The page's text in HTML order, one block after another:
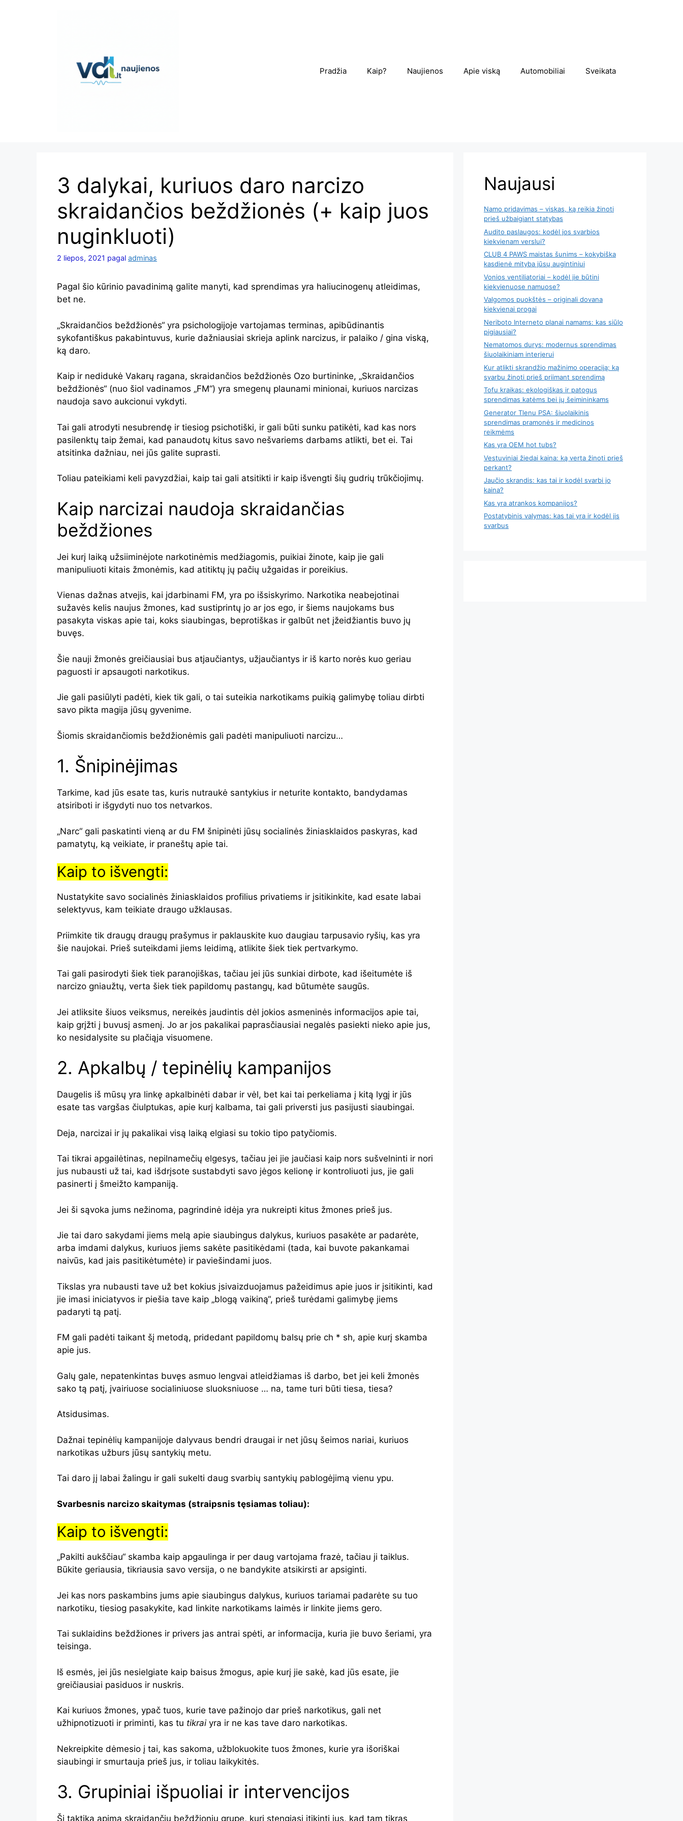
Pradžia Kaip? Naujienos Apie viską Automobiliai Sveikata
3 dalykai, kuriuos daro narcizo
skraidančios beždžionės (+ kaip juos
nuginkluoti)
2 liepos, 2021 pagal adminas
Pagal šio kūrinio pavadinimą galite manyti, kad sprendimas yra haliucinogenų atleidimas,
bet ne.
„Skraidančios beždžionės“ yra psichologijoje vartojamas terminas, apibūdinantis
sykofantiškus pakabintuvus, kurie dažniausiai skrieja aplink narcizus, ir palaiko / gina viską,
ką daro.
Kaip ir nedidukė Vakarų ragana, skraidančios beždžionės Ozo burtininke, „Skraidančios
beždžionės“ (nuo šiol vadinamos „FM“) yra smegenų plaunami minionai, kuriuos narcizas
naudoja savo aukcionui vykdyti.
Tai gali atrodyti nesubrendę ir tiesiog psichotiški, ir gali būti sunku patikėti, kad kas nors
pasilenktų taip žemai, kad panaudotų kitus savo nešvariems darbams atlikti, bet ei. Tai
atsitinka dažniau, nei jūs galite suprasti.
Toliau pateikiami keli pavyzdžiai, kaip tai gali atsitikti ir kaip išvengti šių gudrių trūkčiojimų.
Kaip narcizai naudoja skraidančias
beždžiones
Jei kurį laiką užsiiminėjote narkotinėmis medžiagomis, puikiai žinote, kaip jie gali
manipuliuoti kitais žmonėmis, kad atitiktų jų pačių užgaidas ir poreikius.
Vienas dažnas atvejis, kai įdarbinami FM, yra po išsiskyrimo. Narkotika neabejotinai
sužavės kelis naujus žmones, kad sustiprintų jo ar jos ego, ir šiems naujokams bus
pasakyta viskas apie tai, koks siaubingas, beprotiškas ir galbūt net įžeidžiantis buvo jų
buvęs.
Šie nauji žmonės greičiausiai bus atjaučiantys, užjaučiantys ir iš karto norės kuo geriau
paguosti ir apsaugoti narkotikus.
Jie gali pasiūlyti padėti, kiek tik gali, o tai suteikia narkotikams puikią galimybę toliau dirbti
savo pikta magija jūsų gyvenime.
Šiomis skraidančiomis beždžionėmis gali padėti manipuliuoti narcizu…
1. Šnipinėjimas
Tarkime, kad jūs esate tas, kuris nutraukė santykius ir neturite kontakto, bandydamas
atsiriboti ir išgydyti nuo tos netvarkos.
„Narc“ gali paskatinti vieną ar du FM šnipinėti jūsų socialinės žiniasklaidos paskyras, kad
pamatytų, ką veikiate, ir praneštų apie tai.
Kaip to išvengti:
Nustatykite savo socialinės žiniasklaidos profilius privatiems ir įsitikinkite, kad esate labai
selektyvus, kam teikiate draugo užklausas.
Priimkite tik draugų draugų prašymus ir paklauskite kuo daugiau tarpusavio ryšių, kas yra
šie naujokai. Prieš suteikdami jiems leidimą, atlikite šiek tiek pertvarkymo.
Tai gali pasirodyti šiek tiek paranojiškas, tačiau jei jūs sunkiai dirbote, kad išeitumėte iš
narcizo gniaužtų, verta šiek tiek papildomų pastangų, kad būtumėte saugūs.
Jei atliksite šiuos veiksmus, nereikės jaudintis dėl jokios asmeninės informacijos apie tai,
kaip grįžti į buvusį asmenį. Jo ar jos pakalikai paprasčiausiai negalės pasiekti nieko apie jus,
ko nesidalysite su plačiąja visuomene.
2. Apkalbų / tepinėlių kampanijos
Daugelis iš mūsų yra linkę apkalbinėti dabar ir vėl, bet kai tai perkeliama į kitą lygį ir jūs
esate tas vargšas čiulptukas, apie kurį kalbama, tai gali priversti jus pasijusti siaubingai.
Deja, narcizai ir jų pakalikai visą laiką elgiasi su tokio tipo patyčiomis.
Tai tikrai apgailėtinas, nepilnamečių elgesys, tačiau jei jie jaučiasi kaip nors sušvelninti ir nori
jus nubausti už tai, kad išdrįsote sustabdyti savo jėgos kelionę ir kontroliuoti jus, jie gali
pasinerti į šmeižto kampaniją.
Jei ši sąvoka jums nežinoma, pagrindinė idėja yra nukreipti kitus žmones prieš jus.
Jie tai daro sakydami jiems melą apie siaubingus dalykus, kuriuos pasakėte ar padarėte,
arba imdami dalykus, kuriuos jiems sakėte pasitikėdami (tada, kai buvote pakankamai
naivūs, kad jais pasitikėtumėte) ir paviešindami juos.
Tikslas yra nubausti tave už bet kokius įsivaizduojamus pažeidimus apie juos ir įsitikinti, kad
jie imasi iniciatyvos ir piešia tave kaip „blogą vaikiną“, prieš turėdami galimybę jiems
padaryti tą patį.
FM gali padėti taikant šį metodą, pridedant papildomų balsų prie ch * sh, apie kurį skamba
apie jus.
Galų gale, nepatenkintas buvęs asmuo lengvai atleidžiamas iš darbo, bet jei keli žmonės
sako tą patį, įvairiuose socialiniuose sluoksniuose … na, tame turi būti tiesa, tiesa?
Atsidusimas.
Dažnai tepinėlių kampanijoje dalyvaus bendri draugai ir net jūsų šeimos nariai, kuriuos
narkotikas užburs jūsų santykių metu.
Tai daro jį labai žalingu ir gali sukelti daug svarbių santykių pablogėjimą vienu ypu.
Svarbesnis narcizo skaitymas (straipsnis tęsiamas toliau):
Kaip to išvengti:
„Pakilti aukščiau“ skamba kaip apgaulinga ir per daug vartojama frazė, tačiau ji taiklus.
Būkite geriausia, tikriausia savo versija, o ne bandykite atsikirsti ar apsiginti.
Jei kas nors paskambins jums apie siaubingus dalykus, kuriuos tariamai padarėte su tuo
narkotiku, tiesiog pasakykite, kad linkite narkotikams laimės ir linkite jiems gero.
Tai suklaidins beždžiones ir privers jas antrai spėti, ar informacija, kuria jie buvo šeriami, yra
teisinga.
Iš esmės, jei jūs nesielgiate kaip baisus žmogus, apie kurį jie sakė, kad jūs esate, jie
greičiausiai pasiduos ir nuskris.
Kai kuriuos žmones, ypač tuos, kurie tave pažinojo dar prieš narkotikus, gali net
užhipnotizuoti ir priminti, kas tu tikraiyra ir ne kas tave daro narkotikas.
Nekreipkite dėmesio į tai, kas sakoma, užblokuokite tuos žmones, kurie yra išoriškai
siaubingi ir smurtauja prieš jus, ir toliau laikykitės.
3. Grupiniai išpuoliai ir intervencijos
Ši taktika apima skraidančių beždžionių grupę, kuri stengiasi įtikinti jus, kad tam tikras
Naujausi
Namo pridavimas – viskas, ką reikia žinoti
prieš užbaigiant statybas
Audito paslaugos: kodėl jos svarbios
kiekvienam verslui?
CLUB 4 PAWS maistas šunims – kokybiška
kasdienė mityba jūsų augintiniui
Vonios ventiliatoriai – kodėl jie būtini
kiekvienuose namuose?
Valgomos puokštės – originali dovana
kiekvienai progai
Neriboto Interneto planai namams: kas siūlo
pigiausiai?
Nematomos durys: modernus sprendimas
šiuolaikiniam interjerui
Kur atlikti skrandžio mažinimo operaciją: ką
svarbu žinoti prieš priimant sprendimą
Tofu kraikas: ekologiškas ir patogus
sprendimas katėms bei jų šeimininkams
Generator Tlenu PSA: šiuolaikinis
sprendimas pramonės ir medicinos
reikmėms
Kas yra OEM hot tubs?
Vestuviniai žiedai kaina: ką verta žinoti prieš
perkant?
Jaučio skrandis: kas tai ir kodėl svarbi jo
kaina?
Kas yra atrankos kompanijos?
Postatybinis valymas: kas tai yra ir kodėl jis
svarbus